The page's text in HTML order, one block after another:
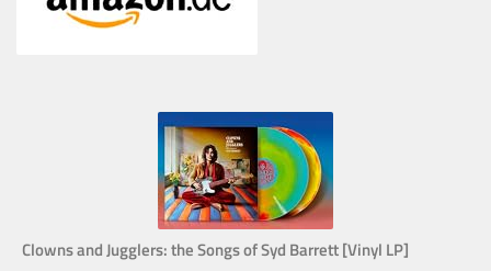
Clowns and Jugglers: the Songs of Syd Barrett [Vinyl LP]